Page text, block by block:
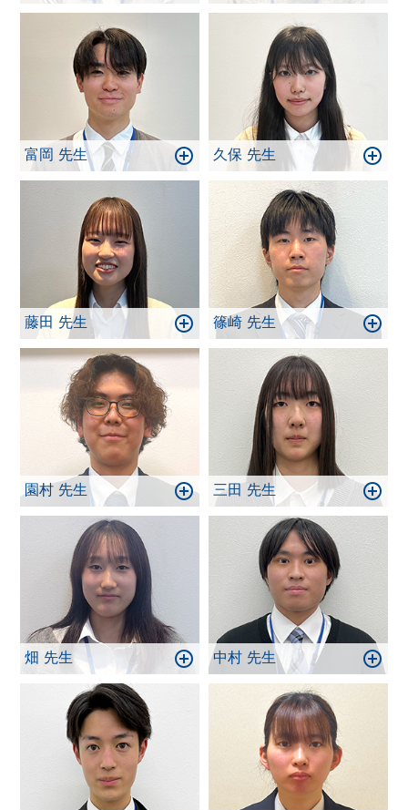
富岡 先生 久保 先生
藤田 先生 篠崎 先生
園村 先生 三田 先生
畑 先生 中村 先生